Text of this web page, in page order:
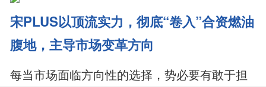
宋PLUS以顶流实力，彻底“卷入”合资燃油
腹地，主导市场变革方向
每当市场面临方向性的选择，势必要有敢于担